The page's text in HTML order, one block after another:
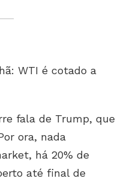
WTI é cotado a
fala de Trump, que
ora, nada
há 20% de
até final de